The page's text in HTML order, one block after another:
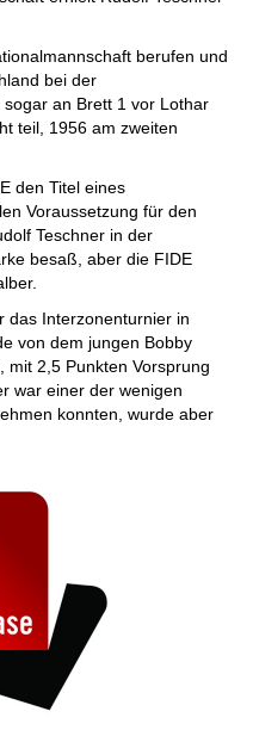
berufen und
bei der
an Brett 1 vor Lothar
teil, 1956 am zweiten
den Titel eines
Voraussetzung für den
Teschner in der
besaß, aber die FIDE
das Interzonenturnier in
von dem jungen Bobby
mit 2,5 Punkten Vorsprung
war einer der wenigen
konnten, wurde aber